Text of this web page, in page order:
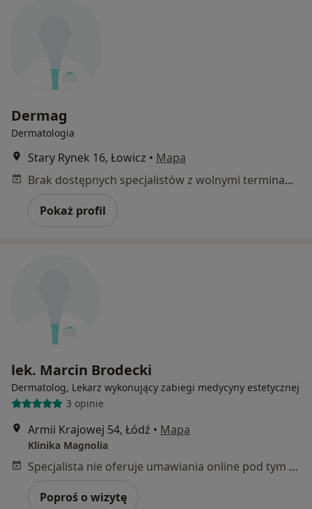
Dermag
Dermatologia
Stary Rynek 16, Łowicz • Mapa
Brak dostępnych specjalistów z wolnymi terminami w tym centrum medycznym.
Pokaż profil
lek. Marcin Brodecki
Dermatolog, Lekarz wykonujący zabiegi medycyny estetycznej
3 opinie
Armii Krajowej 54, Łódź • Mapa
Klinika Magnolia
Specjalista nie oferuje umawiania online pod tym adresem.
Poproś o wizytę